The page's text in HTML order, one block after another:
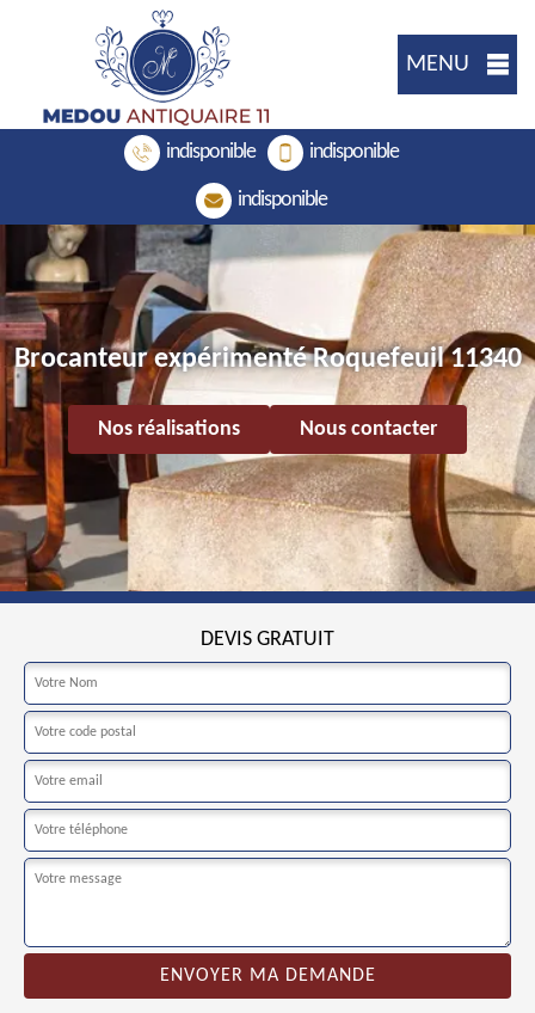
MENU
indisponible indisponible
indisponible
Brocanteur expérimenté Roquefeuil 11340
Nos réalisations Nous contacter
DEVIS GRATUIT